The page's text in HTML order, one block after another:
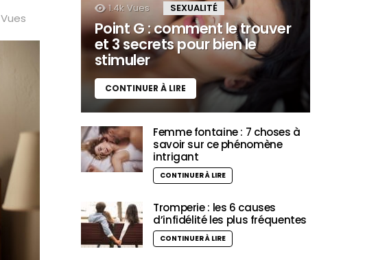
Vues
1.4k Vues SEXUALITÉ
Point G : comment le trouver
et 3 secrets pour bien le
stimuler
CONTINUER À LIRE
Femme fontaine : 7 choses à
savoir sur ce phénomène
intrigant
CONTINUER À LIRE
Tromperie : les 6 causes
d’infidélité les plus fréquentes
CONTINUER À LIRE